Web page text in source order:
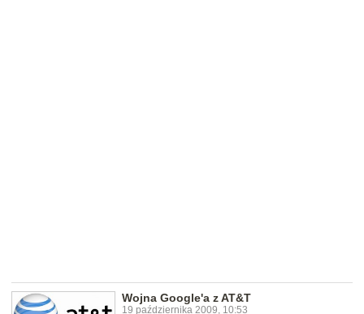
Wojna Google'a z AT&T
19 października 2009, 10:53